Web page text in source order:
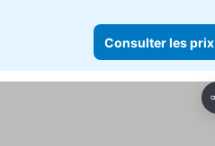
Consulter les prix